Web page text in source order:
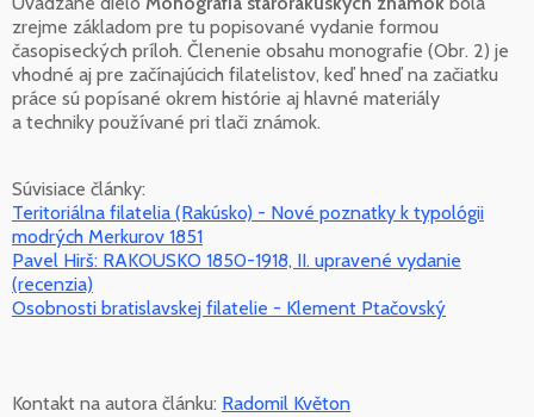
zrejme základom pre tu popisované vydanie formou
časopiseckých príloh. Členenie obsahu monografie (Obr. 2) je
vhodné aj pre začínajúcich filatelistov, keď hneď na začiatku
práce sú popísané okrem histórie aj hlavné materiály
a techniky používané pri tlači známok.
Súvisiace články:
Teritoriálna filatelia (Rakúsko) - Nové poznatky k typológii
modrých Merkurov 1851
Pavel Hirš: RAKOUSKO 1850-1918, II. upravené vydanie
(recenzia)
Osobnosti bratislavskej filatelie - Klement Ptačovský
Kontakt na autora článku: Radomil Květon